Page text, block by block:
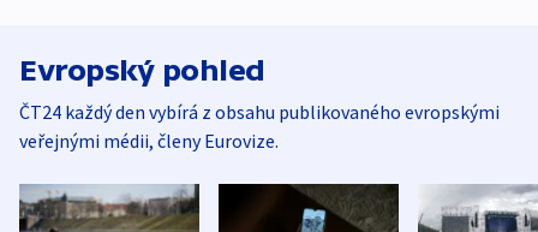
Evropský pohled
ČT24 každý den vybírá z obsahu publikovaného evropskými
veřejnými médii, členy Eurovize.